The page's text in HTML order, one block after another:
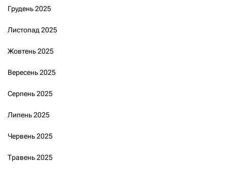
Грудень 2025
Листопад 2025
Жовтень 2025
Вересень 2025
Серпень 2025
Липень 2025
Червень 2025
Травень 2025